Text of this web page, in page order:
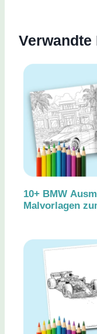
Verwandte
10+ BMW
Malvorlagen